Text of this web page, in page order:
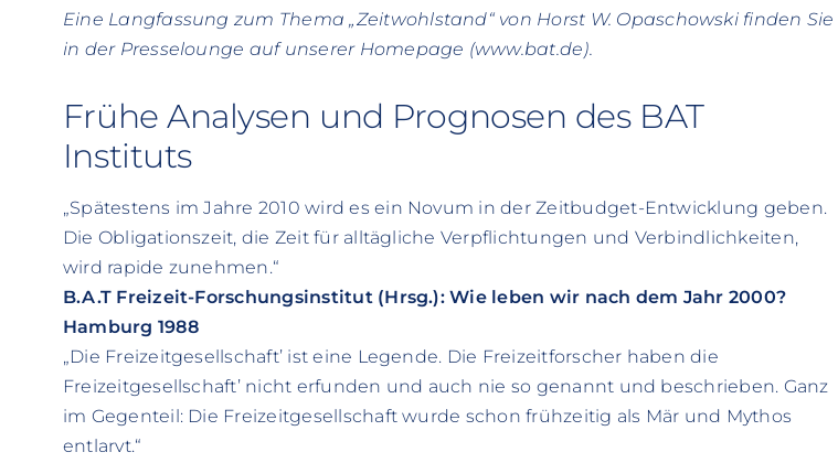
Eine Langfassung zum Thema „Zeitwohlstand“ von Horst W. Opaschowski finden Sie
in der Presselounge auf unserer Homepage (www.bat.de).
Frühe Analysen und Prognosen des BAT
Instituts
„Spätestens im Jahre 2010 wird es ein Novum in der Zeitbudget-Entwicklung geben.
Die Obligationszeit, die Zeit für alltägliche Verpflichtungen und Verbindlichkeiten,
wird rapide zunehmen.“
B.A.T Freizeit-Forschungsinstitut (Hrsg.): Wie leben wir nach dem Jahr 2000?
Hamburg 1988
„Die Freizeitgesellschaft’ ist eine Legende. Die Freizeitforscher haben die
Freizeitgesellschaft’ nicht erfunden und auch nie so genannt und beschrieben. Ganz
im Gegenteil: Die Freizeitgesellschaft wurde schon frühzeitig als Mär und Mythos
entlarvt.“